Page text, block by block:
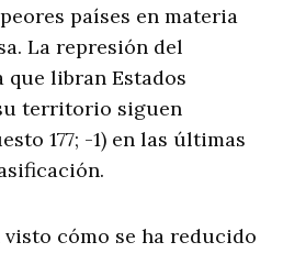
países en materia
La represión del
libran Estados
territorio siguen
177; -1) en las últimas
cómo se ha reducido